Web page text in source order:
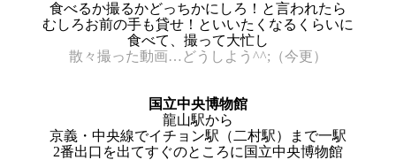
食べるか撮るかどっちかにしろ！と言われたら
むしろお前の手も貸せ！といいたくなるくらいに
食べて、撮って大忙し
散々撮った動画…どうしよう^^;（今更）
国立中央博物館
龍山駅から
京義・中央線でイチョン駅（二村駅）まで一駅
2番出口を出てすぐのところに国立中央博物館